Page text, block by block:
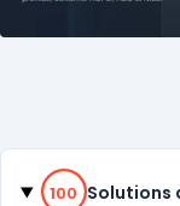
Catégories
100% de
100 Solutions